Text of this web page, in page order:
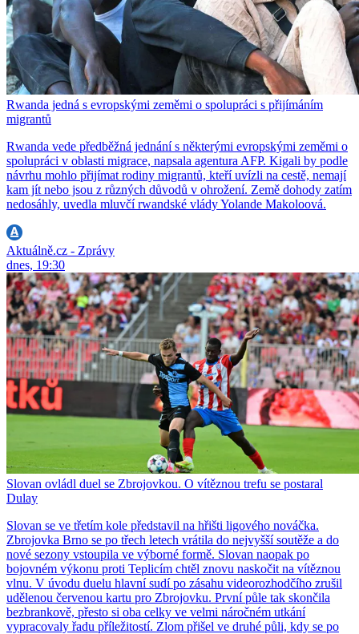
Rwanda jedná s evropskými zeměmi o spolupráci s přijímáním
migrantů
Rwanda vede předběžná jednání s některými evropskými zeměmi o
spolupráci v oblasti migrace, napsala agentura AFP. Kigali by podle
návrhu mohlo přijímat rodiny migrantů, kteří uvízli na cestě, nemají
kam jít nebo jsou z různých důvodů v ohrožení. Země dohody zatím
nedosáhly, uvedla mluvčí rwandské vlády Yolande Makoloová.
Aktuálně.cz - Zprávy
dnes, 19:30
Slovan ovládl duel se Zbrojovkou. O vítěznou trefu se postaral
Dulay
Slovan se ve třetím kole představil na hřišti ligového nováčka.
Zbrojovka Brno se po třech letech vrátila do nejvyšší soutěže a do
nové sezony vstoupila ve výborné formě. Slovan naopak po
bojovném výkonu proti Teplicím chtěl znovu naskočit na vítěznou
vlnu. V úvodu duelu hlavní sudí po zásahu videorozhodčího zrušil
udělenou červenou kartu pro Zbrojovku. První půle tak skončila
bezbrankově, přesto si oba celky ve velmi náročném utkání
vypracovaly řadu příležitostí. Zlom přišel ve druhé půli, kdy se po